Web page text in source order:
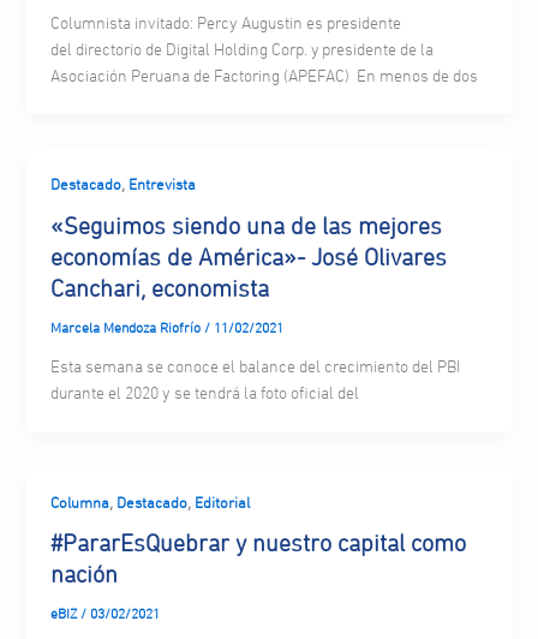
Columnista invitado: Percy Augustin es presidente
del directorio de Digital Holding Corp. y presidente de la
Asociación Peruana de Factoring (APEFAC) En menos de dos
Destacado, Entrevista
«Seguimos siendo una de las mejores
economías de América»- José Olivares
Canchari, economista
Marcela Mendoza Riofrío / 11/02/2021
Esta semana se conoce el balance del crecimiento del PBI
durante el 2020 y se tendrá la foto oficial del
Columna, Destacado, Editorial
#PararEsQuebrar y nuestro capital como
nación
eBIZ / 03/02/2021